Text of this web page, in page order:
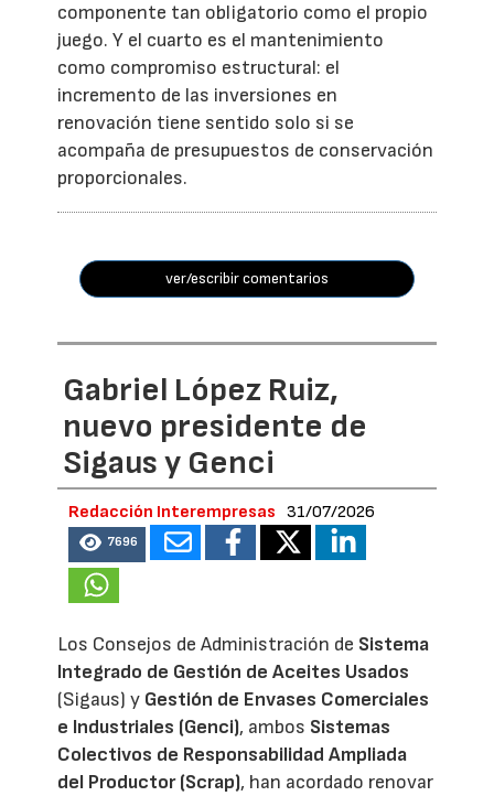
componente tan obligatorio como el propio
juego. Y el cuarto es el mantenimiento
como compromiso estructural: el
incremento de las inversiones en
renovación tiene sentido solo si se
acompaña de presupuestos de conservación
proporcionales.
ver/escribir comentarios
Gabriel López Ruiz,
nuevo presidente de
Sigaus y Genci
Redacción Interempresas 31/07/2026
7696
Los Consejos de Administración de Sistema
Integrado de Gestión de Aceites Usados
(Sigaus) y Gestión de Envases Comerciales
e Industriales (Genci), ambos Sistemas
Colectivos de Responsabilidad Ampliada
del Productor (Scrap), han acordado renovar